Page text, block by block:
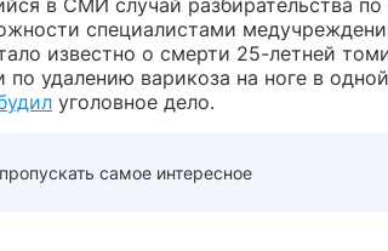
в СМИ случай разбирательства по
специалистами
известно о смерти 25-летней
удалению варикоза на ноге в
уголовное дело.
самое интересное